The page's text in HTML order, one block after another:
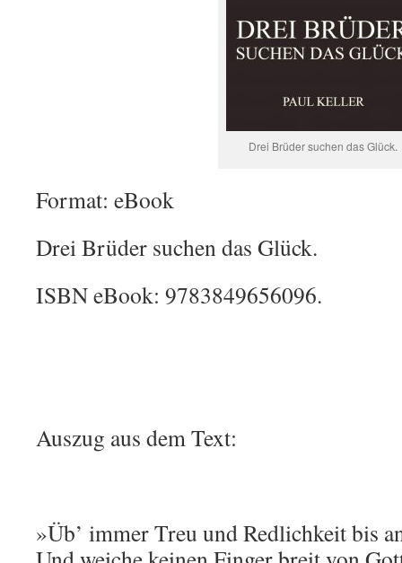
Drei Brüder suchen das Glück.
Format: eBook
Drei Brüder suchen das Glück.
ISBN eBook: 9783849656096.
Auszug aus dem Text:
»Üb’ immer Treu und Redlichkeit bis